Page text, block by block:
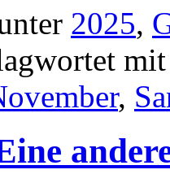
2025,
mit
,